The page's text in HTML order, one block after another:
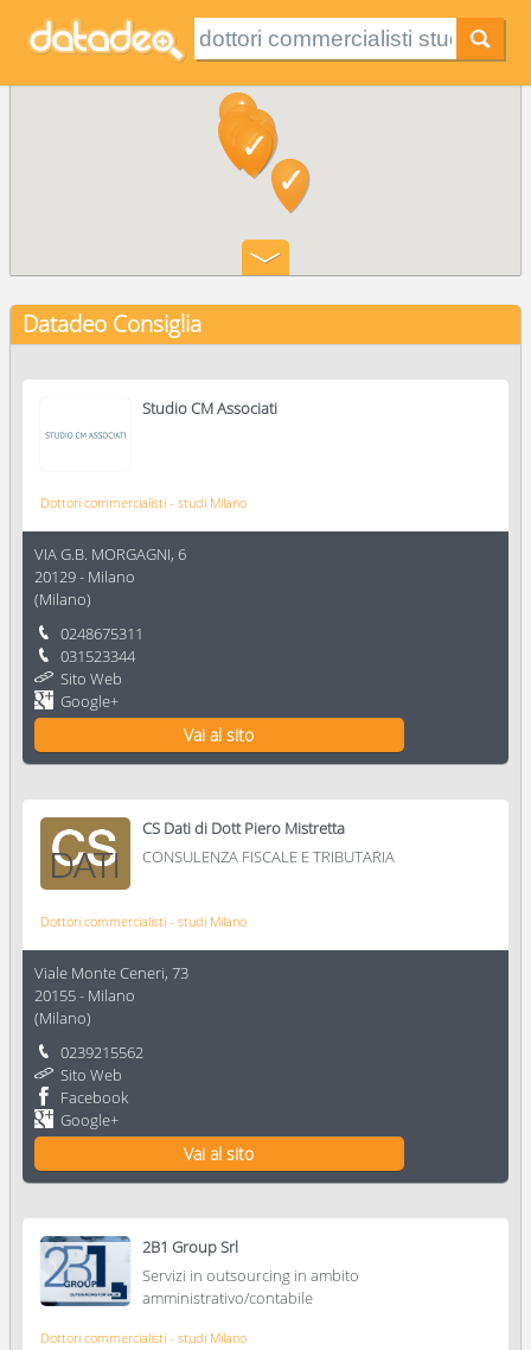
Datadeo Consiglia
Studio CM Associati
Dottori commercialisti - studi Milano
VIA G.B. MORGAGNI, 6
20129- Milano
(Milano)
0248675311
031523344
Sito Web
Google+
Vai al sito
CS Dati di Dott Piero Mistretta
CONSULENZA FISCALE E TRIBUTARIA
Dottori commercialisti - studi Milano
Viale Monte Ceneri, 73
20155- Milano
(Milano)
0239215562
Sito Web
Facebook
Google+
Vai al sito
2B1 Group Srl
Servizi in outsourcing in ambito
amministrativo/contabile
Dottori commercialisti - studi Milano